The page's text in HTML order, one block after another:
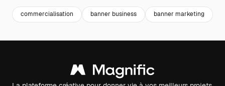
commercialisation banner business banner marketing